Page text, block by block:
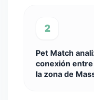
2
Pet Match
conexión
la zona de